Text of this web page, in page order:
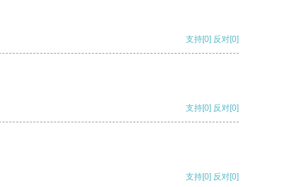
支持[0] 反对[0]
支持[0] 反对[0]
支持[0] 反对[0]